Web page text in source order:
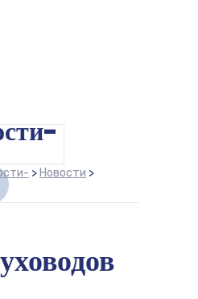
> Новости >